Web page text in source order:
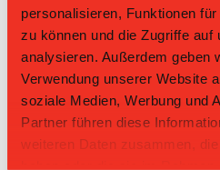
personalisieren, Funktionen
zu können und die Zugriffe auf
analysieren. Außerdem geben
Verwendung unserer Website
soziale Medien, Werbung und
Partner führen diese
weiteren Daten zusammen,
6 Schangnau 18 +6
7 Rüeggisberg
9 Wabern 18 -54